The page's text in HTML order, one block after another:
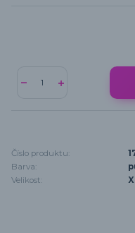
Číslo produktu:
Barva:
Velikost: